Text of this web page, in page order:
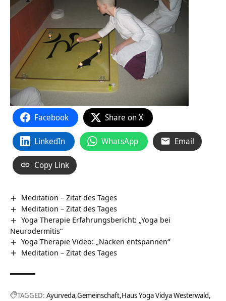
Facebook Share on X
LinkedIn WhatsApp Email
Copy Link
Meditation – Zitat des Tages
Meditation – Zitat des Tages
Yoga Therapie Erfahrungsbericht: „Yoga bei
Neurodermitis“
Yoga Therapie Video: „Nacken entspannen“
Meditation – Zitat des Tages
TAGGED: Ayurveda Gemeinschaft Haus Yoga Vidya Westerwald